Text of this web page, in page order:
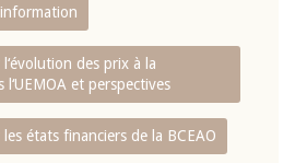
des prix à la
et perspectives
états financiers de la BCEAO